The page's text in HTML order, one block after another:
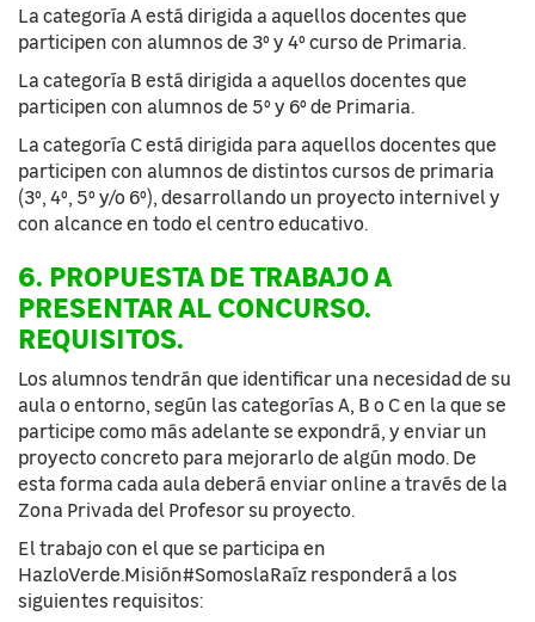
La categoría A está dirigida a aquellos docentes que
participen con alumnos de 3º y 4º curso de Primaria.
La categoría B está dirigida a aquellos docentes que
participen con alumnos de 5º y 6º de Primaria.
La categoría C está dirigida para aquellos docentes que
participen con alumnos de distintos cursos de primaria
(3º, 4º, 5º y/o 6º), desarrollando un proyecto internivel y
con alcance en todo el centro educativo.
6. PROPUESTA DE TRABAJO A
PRESENTAR AL CONCURSO.
REQUISITOS.
Los alumnos tendrán que identificar una necesidad de su
aula o entorno, según las categorías A, B o C en la que se
participe como más adelante se expondrá, y enviar un
proyecto concreto para mejorarlo de algún modo. De
esta forma cada aula deberá enviar online a través de la
Zona Privada del Profesor su proyecto.
El trabajo con el que se participa en
HazloVerde.Misión#SomoslaRaíz responderá a los
siguientes requisitos: